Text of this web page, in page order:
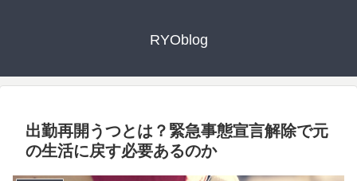
RYOblog
出勤再開うつとは？緊急事態宣言解除で元
の生活に戻す必要あるのか